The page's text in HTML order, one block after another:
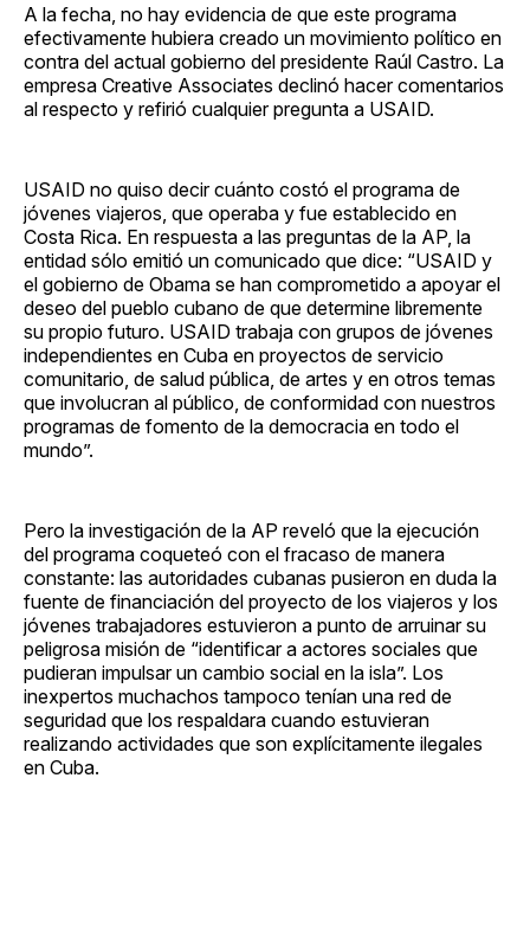
A la fecha, no hay evidencia de que este programa
efectivamente hubiera creado un movimiento político en
contra del actual gobierno del presidente Raúl Castro. La
empresa Creative Associates declinó hacer comentarios
al respecto y refirió cualquier pregunta a USAID.
USAID no quiso decir cuánto costó el programa de
jóvenes viajeros, que operaba y fue establecido en
Costa Rica. En respuesta a las preguntas de la AP, la
entidad sólo emitió un comunicado que dice: “USAID y
el gobierno de Obama se han comprometido a apoyar el
deseo del pueblo cubano de que determine libremente
su propio futuro. USAID trabaja con grupos de jóvenes
independientes en Cuba en proyectos de servicio
comunitario, de salud pública, de artes y en otros temas
que involucran al público, de conformidad con nuestros
programas de fomento de la democracia en todo el
mundo”.
Pero la investigación de la AP reveló que la ejecución
del programa coqueteó con el fracaso de manera
constante: las autoridades cubanas pusieron en duda la
fuente de financiación del proyecto de los viajeros y los
jóvenes trabajadores estuvieron a punto de arruinar su
peligrosa misión de “identificar a actores sociales que
pudieran impulsar un cambio social en la isla”. Los
inexpertos muchachos tampoco tenían una red de
seguridad que los respaldara cuando estuvieran
realizando actividades que son explícitamente ilegales
en Cuba.